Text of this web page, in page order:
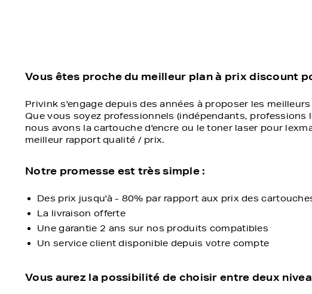
Vous êtes proche du meilleur plan à prix discount
Privink s'engage depuis des années à proposer les
Que vous soyez professionnels (indépendants, professions
nous avons la cartouche d'encre ou le toner laser pour
meilleur rapport qualité / prix.
Notre promesse est très simple :
Des prix jusqu'à - 80% par rapport aux prix des
La livraison offerte
Une garantie 2 ans sur nos produits compatibles
Un service client disponible depuis votre compte
Vous aurez la possibilité de choisir entre deux